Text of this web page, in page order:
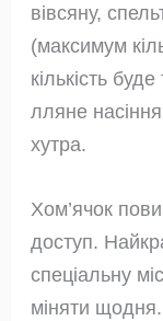
вівсяну,
(максимум
кількість
лляне
хутра.
Хом’ячок
доступ.
спеціальну
міняти щодня.